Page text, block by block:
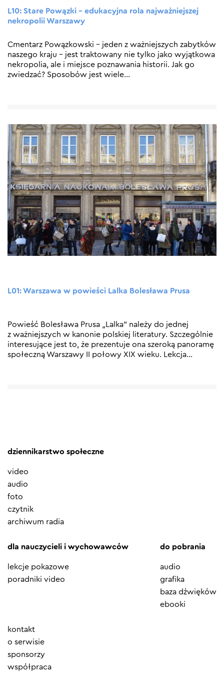
L10: Stare Powązki – edukacyjna rola najważniejszej
nekropolii Warszawy
Cmentarz Powązkowski – jeden z ważniejszych zabytków
naszego kraju – jest traktowany nie tylko jako wyjątkowa
nekropolia, ale i miejsce poznawania historii. Jak go
zwiedzać? Sposobów jest wiele…
L01: Warszawa w powieści Lalka Bolesława Prusa
Powieść Bolesława Prusa „Lalka” należy do jednej
z ważniejszych w kanonie polskiej literatury. Szczególnie
interesujące jest to, że prezentuje ona szeroką panoramę
społeczną Warszawy II połowy XIX wieku. Lekcja…
dziennikarstwo społeczne
video
audio
foto
czytnik
archiwum radia
dla nauczycieli i wychowawców
lekcje pokazowe
poradniki video
do pobrania
audio
grafika
baza dźwięków
ebooki
Element
menu
kontakt
o serwisie
sponsorzy
współpraca